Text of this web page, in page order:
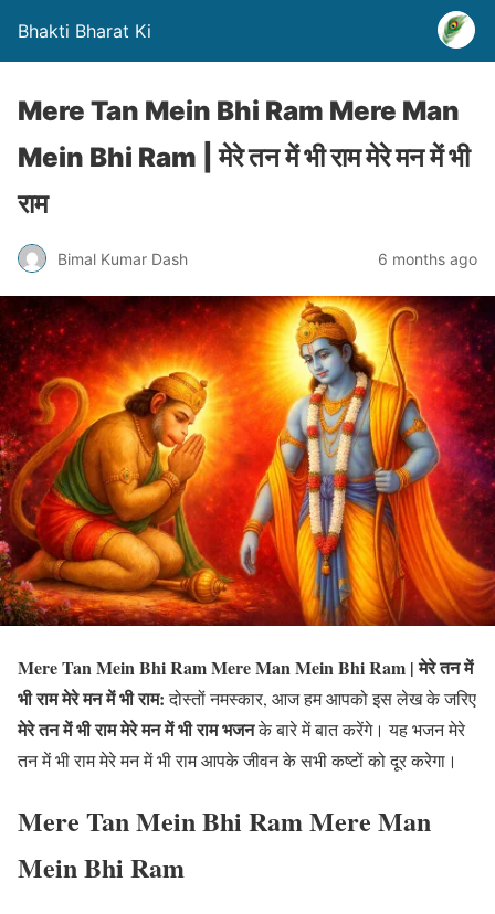
Bhakti Bharat Ki
Mere Tan Mein Bhi Ram Mere Man
Mein Bhi Ram | मेरे तन में भी राम मेरे मन में भी
राम
Bimal Kumar Dash 6 months ago
Mere Tan Mein Bhi Ram Mere Man Mein Bhi Ram | मेरे तन में
भी राम मेरे मन में भी राम:दोस्तों नमस्कार, आज हम आपको इस लेख के जरिए
मेरे तन में भी राम मेरे मन में भी राम भजनके बारे में बात करेंगे। यह भजन मेरे
तन में भी राम मेरे मन में भी राम आपके जीवन के सभी कष्टों को दूर करेगा।
Mere Tan Mein Bhi Ram Mere Man
Mein Bhi Ram